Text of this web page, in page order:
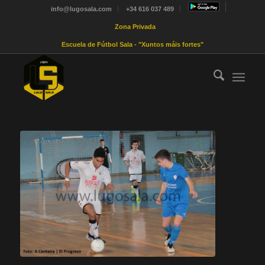
info@lugosala.com +34 616 037 489
Zona Privada
Escuela de Fútbol Sala - "Xuntos máis fortes"